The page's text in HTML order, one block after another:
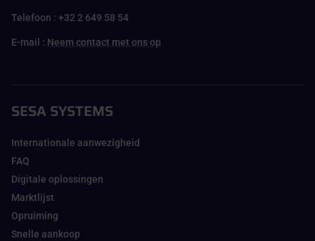
Telefoon : +32 2 649 58 54
E-mail : Neem contact met ons op
SESA SYSTEMS
Internationale aanwezigheid
FAQ
Digitale oplossingen
Marktlijst
Opruiming
Snelle aankoop